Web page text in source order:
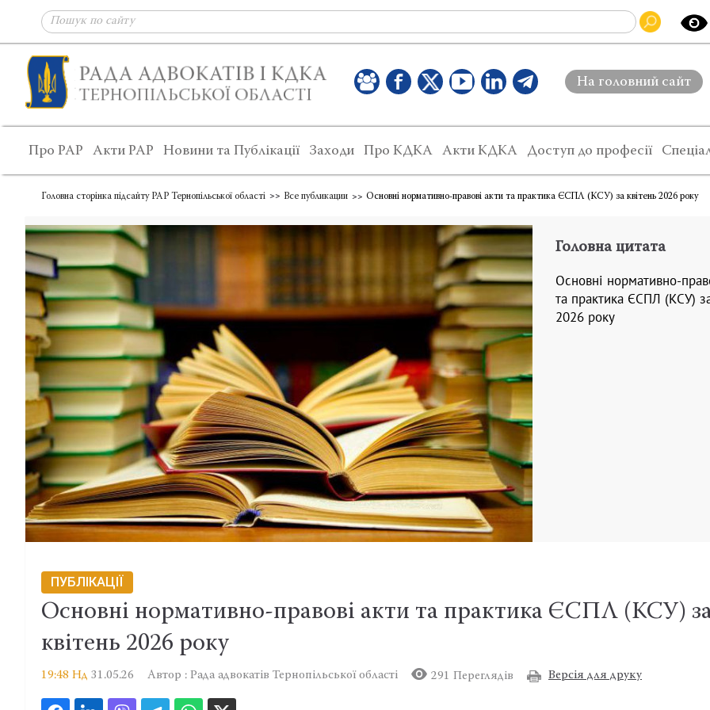
На головний сайт
Про РАР Акти РАР Новини та Публікації Заходи Про КДКА Акти КДКА Доступ до професії
Головна сторінка підсайту РАР Тернопільської області Все публикации Основні нормативно-правові акти та практика ЄСПЛ (КСУ) за квітень 2026 року
Головна цитата
Основні нормативно-
та практика ЄСПЛ (КСУ)
2026 року
ПУБЛІКАЦІЇ
Основні нормативно-правові акти та практика ЄСПЛ (КСУ)
квітень 2026 року
19:48 Нд 31.05.26 Автор : Рада адвокатів Тернопільської області 291 Переглядів Версія для друку